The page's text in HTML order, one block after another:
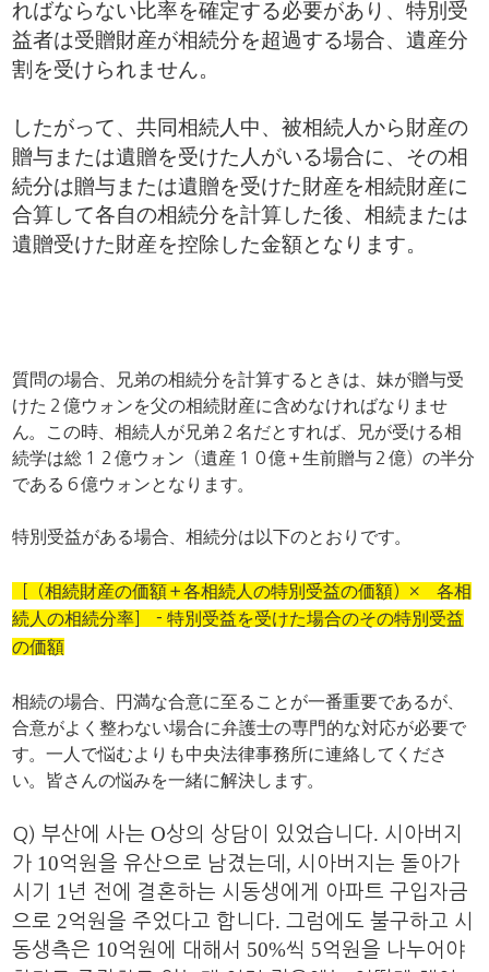
ればならない比率を確定する必要があり、特別受
益者は受贈財産が相続分を超過する場合、遺産分
割を受けられません。
したがって、共同相続人中、被相続人から財産の
贈与または遺贈を受けた人がいる場合に、その相
続分は贈与または遺贈を受けた財産を相続財産に
合算して各自の相続分を計算した後、相続または
遺贈受けた財産を控除した金額となります。
​質問の場合、兄弟の相続分を計算するときは、妹が贈与受
けた２億ウォンを父の相続財産に含めなければなりませ
ん。この時、相続人が兄弟２名だとすれば、兄が受ける相
続学は総１２億ウォン（遺産１０億＋生前贈与２億）の半分
である６億ウォンとなります。
特別受益がある場合、相続分は以下のとおりです。
［（相続財産の価額＋各相続人の特別受益の価額）× 各相
続人の相続分率］－特別受益を受けた場合のその特別受益
の価額
相続の場合、円満な合意に至ることが一番重要であるが、
合意がよく整わない場合に弁護士の専門的な対応が必要で
す。一人で悩むよりも中央法律事務所に連絡してくださ
い。皆さんの悩みを一緒に解決します。
Q) 부산에 사는O상의 상담이 있었습니다. 시아버지
가 10억원을 유산으로 남겼는데 , 시아버지는 돌아가
시기 1 년 전에 결혼하는 시동생에게 아파트 구입자금
으로 2억원을 주었다고 합니다.그럼에도 불구하고 시
동생측은 10억원에 대해서 50%씩 5억원을 나누어야